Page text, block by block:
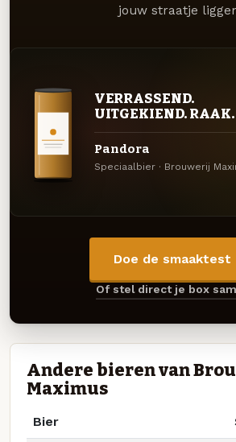
jouw straatje
VERRASSEND.
UITGEKIEND. RAAK.
Pandora
Speciaalbier · Brouwerij
Doe de smaaktest
Of stel direct je box
Andere bieren van
Maximus
Bier